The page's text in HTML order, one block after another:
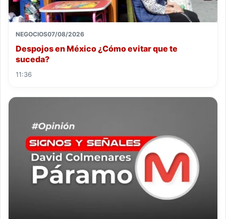
NEGOCIOS07/08/2026
Despojos en México ¿Cómo evitar que te
suceda?
11:36